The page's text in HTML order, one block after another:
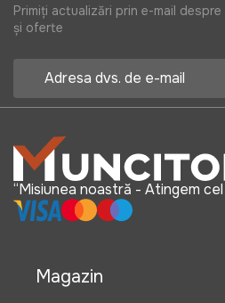
Primiți actualizări prin e-mail
și oferte
“Misiunea noastră - Atingem
Magazin